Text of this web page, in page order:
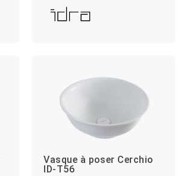
Vasque à poser Cerchio
ID-T56